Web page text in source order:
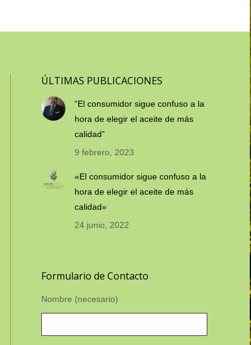
ÚLTIMAS PUBLICACIONES
“El consumidor sigue confuso a la
hora de elegir el aceite de más
calidad”
9 febrero, 2023
«El consumidor sigue confuso a la
hora de elegir el aceite de más
calidad»
24 junio, 2022
Formulario de Contacto
Nombre (necesario)